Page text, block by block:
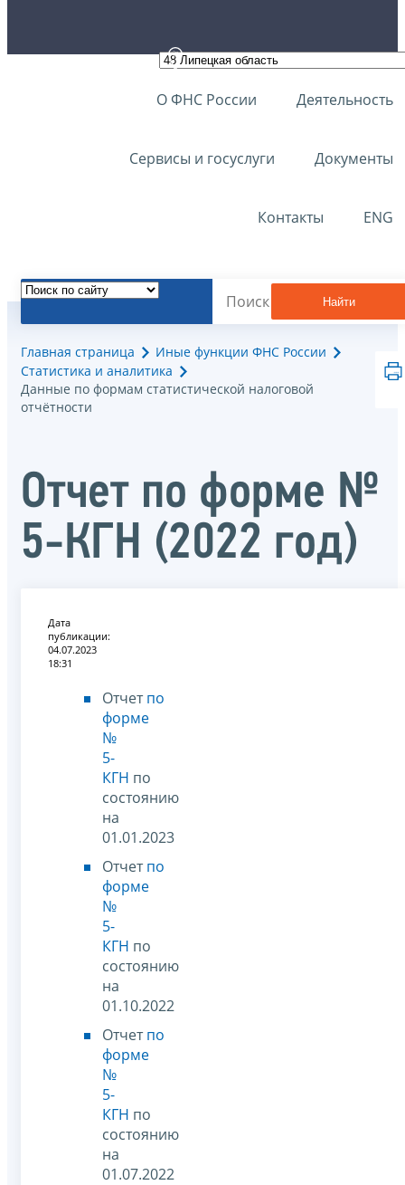
О ФНС России Деятельность
Сервисы и госуслуги Документы
Контакты ENG
Найти
Главная страница
Иные функции ФНС России
Статистика и аналитика
Данные по формам статистической налоговой
отчётности
Отчет по форме №
5-КГН (2022 год)
Дата
публикации:
04.07.2023
18:31
Отчетпо
форме
№
5-
КГН по
состоянию
на
01.01.2023
Отчетпо
форме
№
5-
КГН по
состоянию
на
01.10.2022
Отчетпо
форме
№
5-
КГН по
состоянию
на
01.07.2022